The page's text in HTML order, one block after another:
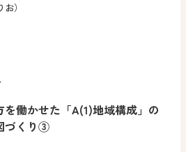
）
働かせた「A(1)地域構成」の
づくり③